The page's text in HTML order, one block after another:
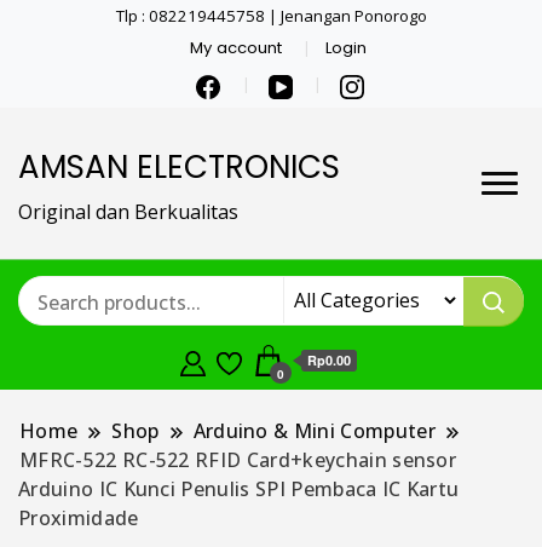
Tlp : 082219445758 | Jenangan Ponorogo
My account Login
AMSAN ELECTRONICS
Original dan Berkualitas
0
Rp0.00
Home Shop
Arduino & Mini Computer
MFRC-522 RC-522 RFID Card+keychain sensor
Arduino IC Kunci Penulis SPI Pembaca IC Kartu
Proximidade